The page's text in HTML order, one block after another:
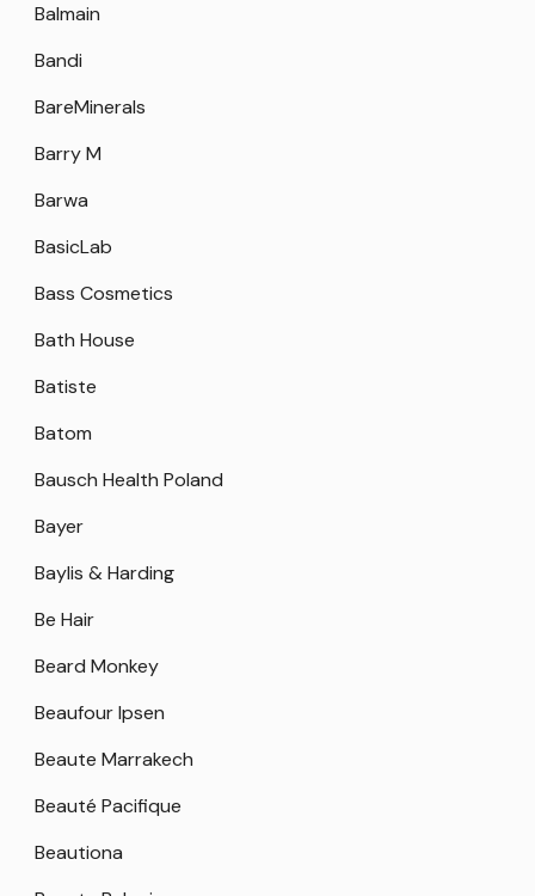
Balmain
Bandi
BareMinerals
Barry M
Barwa
BasicLab
Bass Cosmetics
Bath House
Batiste
Batom
Bausch Health Poland
Bayer
Baylis & Harding
Be Hair
Beard Monkey
Beaufour Ipsen
Beaute Marrakech
Beauté Pacifique
Beautiona